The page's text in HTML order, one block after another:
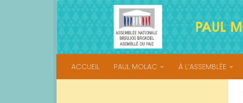
Skip to content
ACCUEIL PAUL MOLAC À L’ASSEMBLÉE